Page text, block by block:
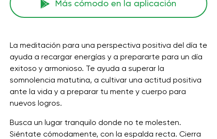
Más cómodo en la aplicación
La meditación para una perspectiva positiva del día te
ayuda a recargar energías y a prepararte para un día
exitoso y armonioso. Te ayuda a superar la
somnolencia matutina, a cultivar una actitud positiva
ante la vida y a preparar tu mente y cuerpo para
nuevos logros.
Busca un lugar tranquilo donde no te molesten.
Siéntate cómodamente, con la espalda recta. Cierra